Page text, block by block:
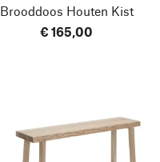
Brooddoos Houten Kist
€ 165,00